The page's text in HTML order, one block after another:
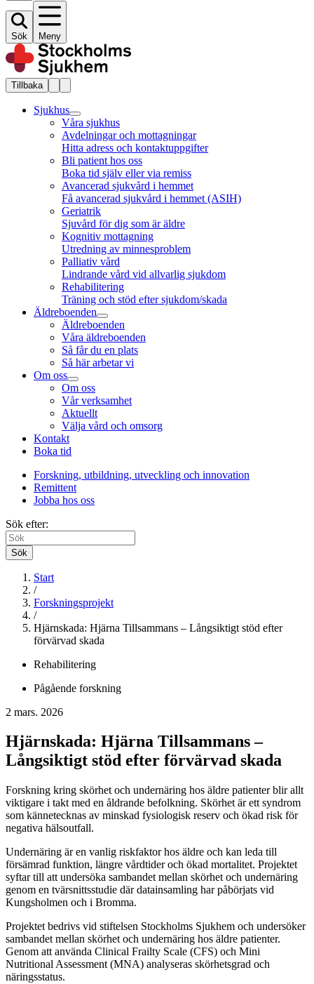
Sök Meny
Tillbaka
Sjukhus
Våra sjukhus
Avdelningar och mottagningar
Hitta adress och kontaktuppgifter
Bli patient hos oss
Boka tid själv eller via remiss
Avancerad sjukvård i hemmet
Få avancerad sjukvård i hemmet (ASIH)
Geriatrik
Sjuvård för dig som är äldre
Kognitiv mottagning
Utredning av minnesproblem
Palliativ vård
Lindrande vård vid allvarlig sjukdom
Rehabilitering
Träning och stöd efter sjukdom/skada
Äldreboenden
Äldreboenden
Våra äldreboenden
Så får du en plats
Så här arbetar vi
Om oss
Om oss
Vår verksamhet
Aktuellt
Välja vård och omsorg
Kontakt
Boka tid
Forskning, utbildning, utveckling och innovation
Remittent
Jobba hos oss
Sök efter:
Sök
Start
/
Forskningsprojekt
/
Hjärnskada: Hjärna Tillsammans – Långsiktigt stöd efter
förvärvad skada
Rehabilitering
Pågående forskning
2 mars. 2026
Hjärnskada: Hjärna Tillsammans –
Långsiktigt stöd efter förvärvad skada
Forskning kring skörhet och undernäring hos äldre patienter blir allt
viktigare i takt med en åldrande befolkning. Skörhet är ett syndrom
som kännetecknas av minskad fysiologisk reserv och ökad risk för
negativa hälsoutfall.
Undernäring är en vanlig riskfaktor hos äldre och kan leda till
försämrad funktion, längre vårdtider och ökad mortalitet. Projektet
syftar till att undersöka sambandet mellan skörhet och undernäring
genom en tvärsnittsstudie där datainsamling har påbörjats vid
Kungsholmen och i Bromma.
Projektet bedrivs vid stiftelsen Stockholms Sjukhem och undersöker
sambandet mellan skörhet och undernäring hos äldre patienter.
Genom att använda Clinical Frailty Scale (CFS) och Mini
Nutritional Assessment (MNA) analyseras skörhetsgrad och
näringsstatus.